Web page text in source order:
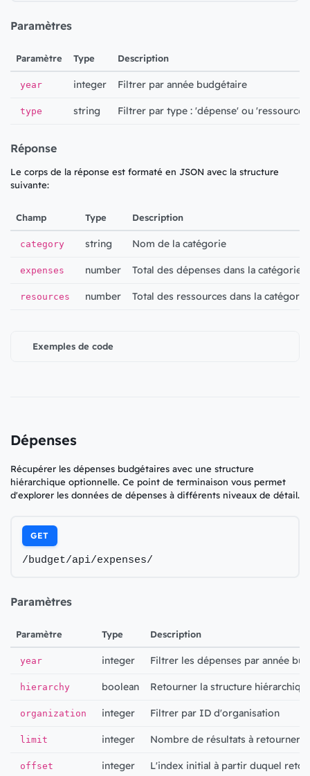
Paramètres
Paramètre Type Description
year integer Filtrer par année budgétaire
type string Filtrer par type : 'dépense' ou 'ressource'
Réponse
Le corps de la réponse est formaté en JSON avec la structure
suivante:
Champ Type Description
category string Nom de la catégorie
expenses number Total des dépenses dans la catégorie
resources number Total des ressources dans la catégorie
Exemples de code
Dépenses
Récupérer les dépenses budgétaires avec une structure
hiérarchique optionnelle. Ce point de terminaison vous permet
d'explorer les données de dépenses à différents niveaux de détail.
GET
/budget/api/expenses/
Paramètres
Paramètre Type Description
year integer Filtrer les dépenses par année
hierarchy boolean Retourner la structure
organization integer Filtrer par ID d'organisation
limit integer Nombre de résultats à retourner
offset integer L'index initial à partir duquel